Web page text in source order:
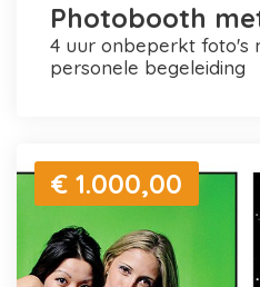
Photobooth
4 uur onbeperkt foto's maken en printen +
personele begeleiding
€ 1.000,00